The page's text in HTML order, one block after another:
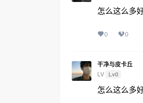
怎么这么多
0 0
干净与皮卡丘
LV Lv0
怎么这么多